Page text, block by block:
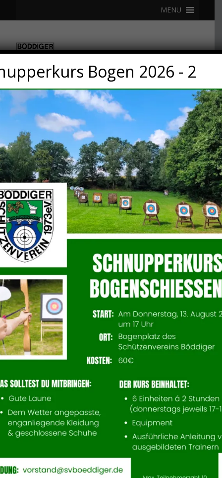
MENU
Vor 1973
Bereits vor Beginn des I. Weltkriegs bis zum
Anfang des II. Weltkriegs wurden in Böddiger
wurde in den 20er Jahren ein Schießstand am
Fuß des heutigen Weinbergs errichtet. Damals
stand auch in Böddiger der Wehrgedanke im
Vordergrund.
Vor dem Hintergrund des sportlichen
Bogen 2026 - 2